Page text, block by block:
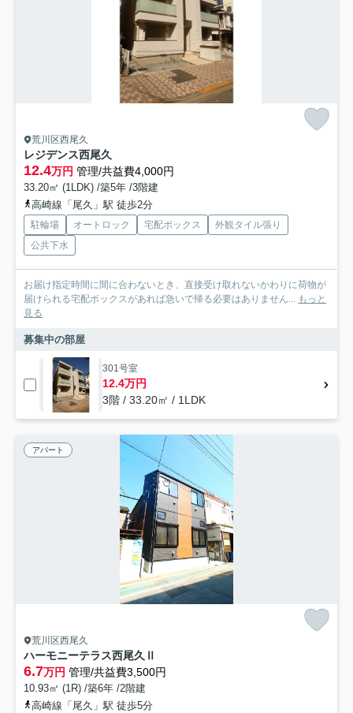
荒川区西尾久
レジデンス西尾久
12.4万円 管理/共益費4,000円
33.20㎡ (1LDK) /築5年 /3階建
高崎線「尾久」駅 徒歩2分
駐輪場 オートロック 宅配ボックス
外観タイル張り
公共下水
お届け指定時間に間に合わないとき、直接受け取れないかわりに荷物が
届けられる宅配ボックスがあれば急いで帰る必要はありません... もっと
見る
募集中の部屋
301号室
12.4万円
3階 / 33.20㎡ / 1LDK
アパート
荒川区西尾久
ハーモニーテラス西尾久Ⅱ
6.7万円 管理/共益費3,500円
10.93㎡ (1R) /築6年 /2階建
高崎線「尾久」駅 徒歩5分